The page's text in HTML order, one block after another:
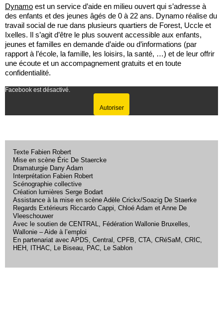
Dynamo est un service d’aide en milieu ouvert qui s’adresse à
des enfants et des jeunes âgés de 0 à 22 ans. Dynamo réalise du
travail social de rue dans plusieurs quartiers de Forest, Uccle et
Ixelles. Il s’agit d’être le plus souvent accessible aux enfants,
jeunes et familles en demande d’aide ou d’informations (par
rapport à l’école, la famille, les loisirs, la santé, …) et de leur offrir
une écoute et un accompagnement gratuits et en toute
confidentialité.
Facebook est désactivé.
Autoriser
Texte Fabien Robert
Mise en scène Éric De Staercke
Dramaturgie Dany Adam
Interprétation Fabien Robert
Scénographie collective
Création lumières Serge Bodart
Assistance à la mise en scène Adèle Crickx/Soazig De Staerke
Regards Extérieurs Riccardo Cappi, Chloé Adam et Anne De
Vleeschouwer
Avec le soutien de CENTRAL, Fédération Wallonie Bruxelles,
Wallonie – Aide à l’emploi
En partenariat avec APDS, Central, CPFB, CTA, CRéSaM, CRIC,
HEH, ITHAC, Le Biseau, PAC, Le Sablon